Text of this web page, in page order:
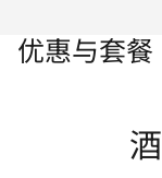
优惠与套餐